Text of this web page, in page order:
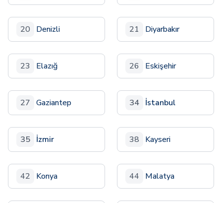
20 Denizli 21 Diyarbakır
23 Elazığ 26 Eskişehir
27 Gaziantep 34 İstanbul
35 İzmir 38 Kayseri
42 Konya 44 Malatya